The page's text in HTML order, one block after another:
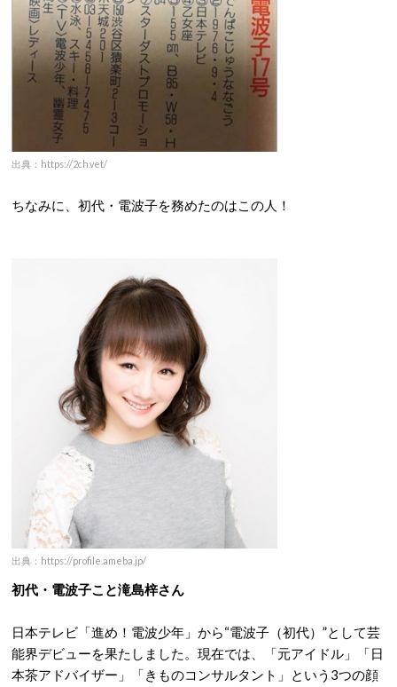
出典：https://2ch.vet/
ちなみに、初代・電波子を務めたのはこの人！
出典：https://profile.ameba.jp/
初代・電波子こと滝島梓さん
日本テレビ「進め！電波少年」から“電波子（初代）”として芸
能界デビューを果たしました。現在では、「元アイドル」「日
本茶アドバイザー」「きものコンサルタント」という3つの顔